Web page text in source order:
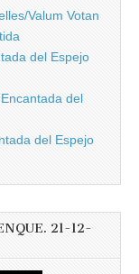
Valum Votan
del Espejo
del
del Espejo
21-12-